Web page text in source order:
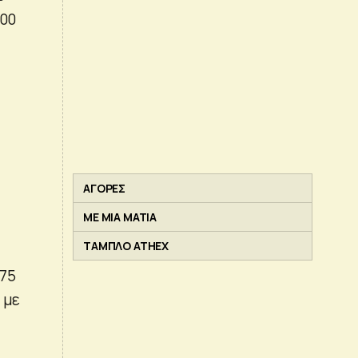
ΑΓΟΡΕΣ
ΜΕ ΜΙΑ ΜΑΤΙΑ
ΤΑΜΠΛΟ ATHEX